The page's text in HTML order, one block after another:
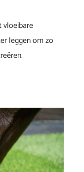
vloeibare
leggen om zo